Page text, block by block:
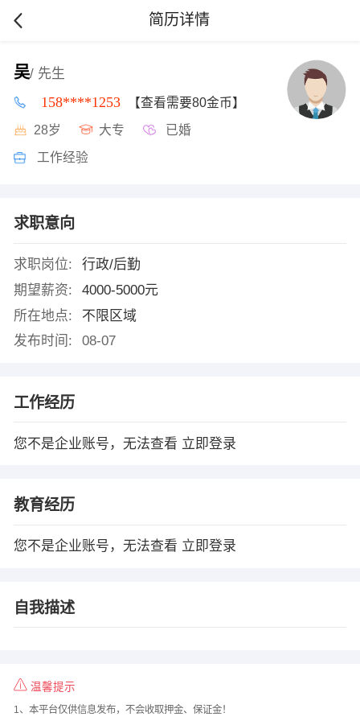
简历详情
吴/ 先生
158****1253 【查看需要80金币】
28岁 大专 已婚
工作经验
求职意向
求职岗位:
行政/后勤
期望薪资:
4000-5000元
所在地点:
不限区域
发布时间:
08-07
工作经历
您不是企业账号，无法查看 立即登录
教育经历
您不是企业账号，无法查看 立即登录
自我描述
温馨提示
1、本平台仅供信息发布，不会收取押金、保证金！